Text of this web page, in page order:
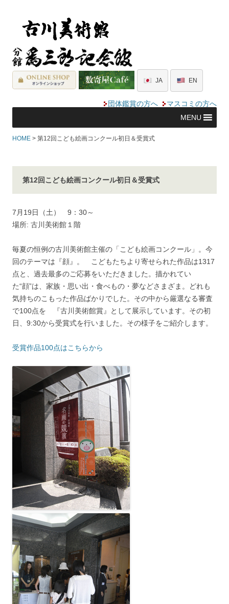
JA EN
団体鑑賞の方へ
マスコミの方へ
MENU
HOME > 第12回こども絵画コンクール初日＆受賞式
第12回こども絵画コンクール初日＆受賞式
7月19日（土） 9：30～
場所: 古川美術館１階
毎夏の恒例の古川美術館主催の「こども絵画コンクール」。今
回のテーマは『顔』。 こどもたちより寄せられた作品は1317
点と、過去最多のご応募をいただきました。描かれてい
た“顔”は、家族・思い出・食べもの・夢などさまざま。どれも
気持ちのこもった作品ばかりでした。その中から厳選なる審査
で100点を 『古川美術館賞』として展示しています。その初
日、9:30から受賞式を行いました。その様子をご紹介します。
受賞作品100点はこちらから